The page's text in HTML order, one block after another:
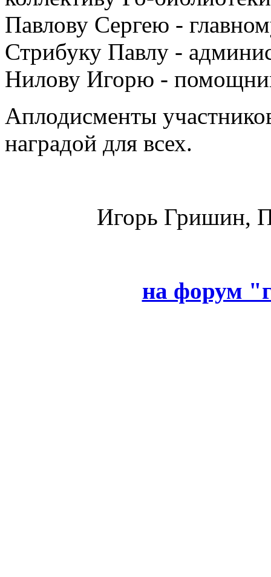
Павлову Сергею -
Стрибуку Павлу -
Нилову Игорю -
Аплодисменты
наградой для всех.
Игорь Гришин,
на форум